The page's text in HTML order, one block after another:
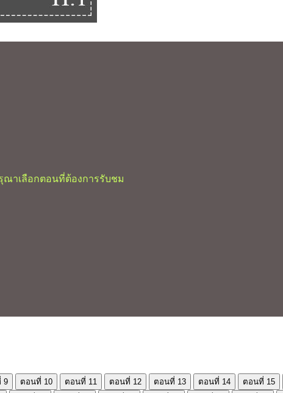
ณาเลือกตอนที่ต้องการรับชม
9 ตอนที่ 10 ตอนที่ 11 ตอนที่ 12 ตอนที่ 13 ตอนที่ 14 ตอนที่ 15